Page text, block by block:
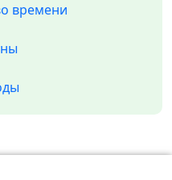
времени